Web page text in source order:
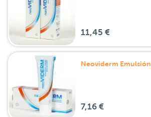
11,45 €
Neoviderm
7,16 €